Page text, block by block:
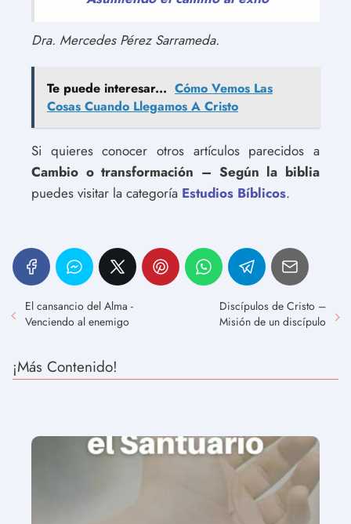
Dra. Mercedes Pérez Sarrameda.
Te puede interesar... Cómo Vemos Las
Cosas Cuando Llegamos A Cristo
Si quieres conocer otros artículos parecidos a
Cambio o transformación – Según la biblia
puedes visitar la categoría Estudios Bíblicos.
El cansancio del Alma -
Venciendo al enemigo
Discípulos de Cristo –
Misión de un discípulo
¡Más Contenido!